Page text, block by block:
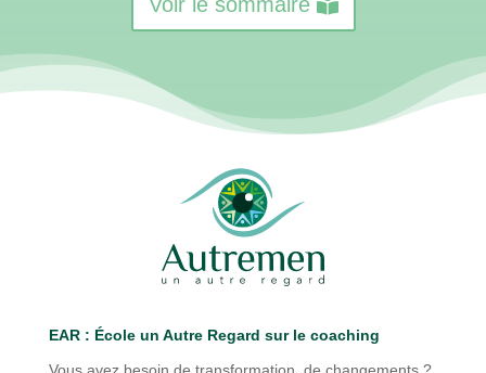
EAR : École un Autre Regard sur le coaching